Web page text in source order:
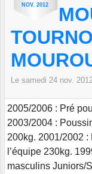
NOV. 2012
Le samedi 24 nov.
2005/2006 : Pré
2003/2004 :
200kg. 2001/2002
l’équipe 230kg.
masculins Juniors/